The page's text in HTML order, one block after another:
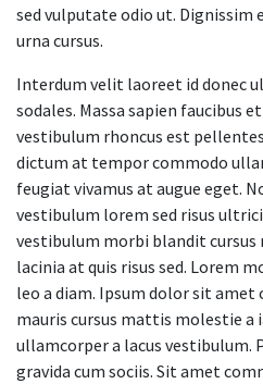
sed vulputate odio ut. Dignissim
urna cursus.
Interdum velit laoreet id donec
sodales. Massa sapien faucibus
vestibulum rhoncus est
dictum at tempor commodo
feugiat vivamus at augue eget.
vestibulum lorem sed risus
vestibulum morbi blandit cursus
lacinia at quis risus sed. Lorem
leo a diam. Ipsum dolor sit amet
mauris cursus mattis molestie a
ullamcorper a lacus vestibulum.
gravida cum sociis. Sit amet